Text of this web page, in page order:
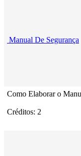
Manual De Segurança
Como Elaborar o
Créditos: 2